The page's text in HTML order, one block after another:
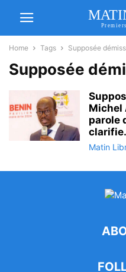
Home Tags Supposée
Supposée
Michel
parole
Matin